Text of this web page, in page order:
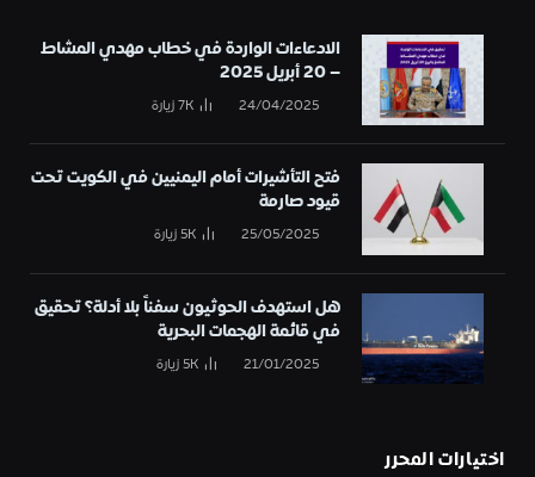
الادعاءات الواردة في خطاب مهدي المشاط
– 20 أبريل 2025
24/04/2025
7Kزيارة
فتح التأشيرات أمام اليمنيين في الكويت تحت
قيود صارمة
25/05/2025
5Kزيارة
هل استهدف الحوثيون سفناً بلا أدلة؟ تحقيق
في قائمة الهجمات البحرية
21/01/2025
5Kزيارة
اختيارات المحرر